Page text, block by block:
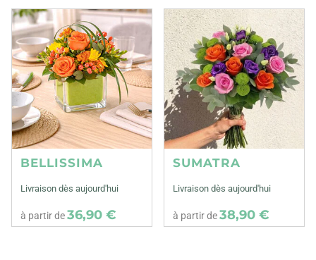
BELLISSIMA
Livraison dès aujourd'hui
à partir de36,90 €
SUMATRA
Livraison dès aujourd'hui
à partir de38,90 €